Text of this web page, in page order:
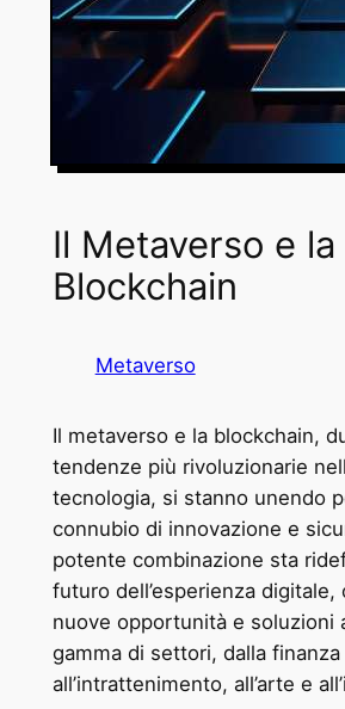
Il Metaverso e la
Blockchain
Metaverso
Il metaverso e la blockchain,
tendenze più rivoluzionarie
tecnologia, si stanno unendo
connubio di innovazione e
potente combinazione sta
futuro dell’esperienza digitale,
nuove opportunità e soluzioni
gamma di settori, dalla finanza
all’intrattenimento, all’arte e